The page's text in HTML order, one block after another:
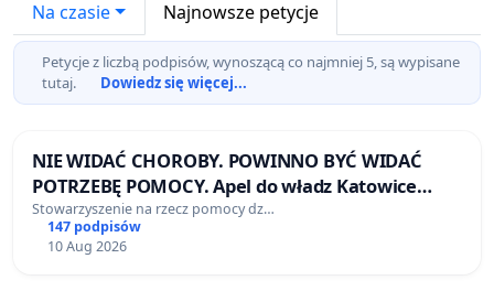
Na czasie Najnowsze petycje
Petycje z liczbą podpisów, wynoszącą co najmniej 5, są wypisane
tutaj.
Dowiedz się więcej...
NIE WIDAĆ CHOROBY. POWINNO BYĆ WIDAĆ
POTRZEBĘ POMOCY. Apel do władz Katowice
Airport o przystąpienie do programu HIDDEN
DISABILITIES SUNFLOWER – SŁONECZNIK –
UKRYTE NIEPEŁNOSPRAWNOŚCI
Stowarzyszenie na rzecz pomocy dz…
147 podpisów
10 Aug 2026